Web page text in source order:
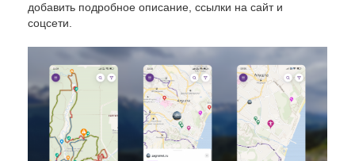
добавить подробное описание, ссылки на сайт и
соцсети.